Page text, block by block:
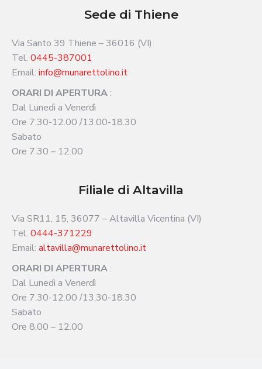
Sede di Thiene
Via Santo 39 Thiene – 36016 (VI)
Tel. 0445-387001
Email: info@munarettolino.it
ORARI DI APERTURA:
Dal Lunedì a Venerdì
Ore 7.30-12.00 /13.00-18.30
Sabato
Ore 7.30 – 12.00
Filiale di Altavilla
Via SR11, 15, 36077 – Altavilla Vicentina (VI)
Tel. 0444-371229
Email: altavilla@munarettolino.it
ORARI DI APERTURA:
Dal Lunedì a Venerdì
Ore 7.30-12.00 /13.30-18.30
Sabato
Ore 8.00 – 12.00